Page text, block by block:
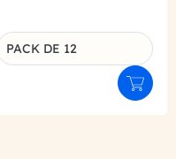
Déclinaison du produit
PACK DE 12